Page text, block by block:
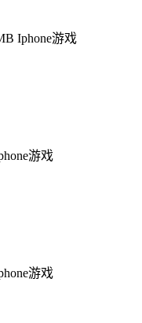
Iphone游戏
游戏
游戏